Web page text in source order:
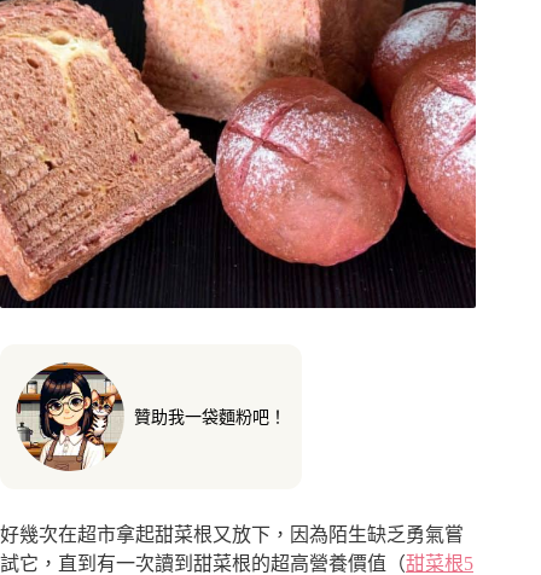
贊助我一袋麵粉吧！
好幾次在超市拿起甜菜根又放下，因為陌生缺乏勇氣嘗
試它，直到有一次讀到甜菜根的超高營養價值（甜菜根5